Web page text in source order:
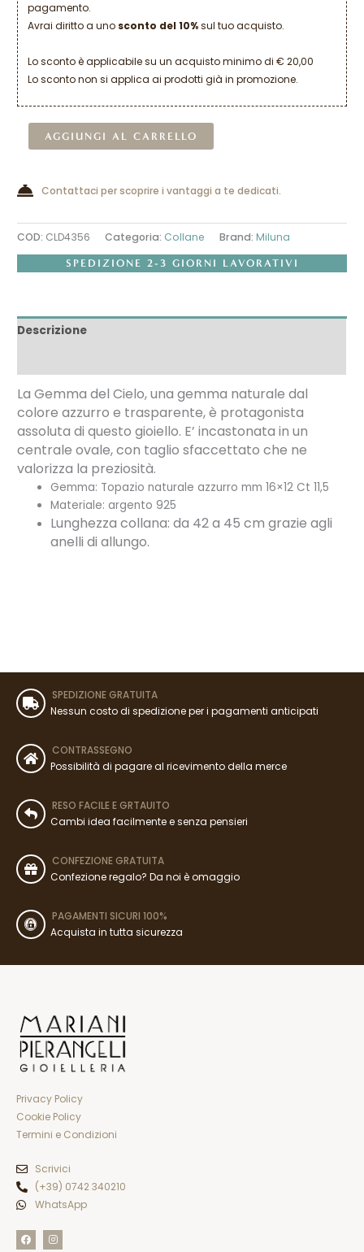
pagamento.
Avrai diritto a uno sconto del 10%sul tuo acquisto.
Lo sconto è applicabile su un acquisto minimo di € 20,00
Lo sconto non si applica ai prodotti già in promozione.
AGGIUNGI AL CARRELLO
Contattaci per scoprire i vantaggi a te dedicati.
COD: CLD4356 Categoria: Collane Brand:Miluna
SPEDIZIONE 2-3 GIORNI LAVORATIVI
Descrizione
La Gemma del Cielo, una gemma naturale dal
colore azzurro e trasparente, è protagonista
assoluta di questo gioiello. E’ incastonata in un
centrale ovale, con taglio sfaccettato che ne
valorizza la preziosità.
Gemma: Topazio naturale azzurro mm 16×12 Ct 11,5
Materiale: argento 925
Lunghezza collana: da 42 a 45 cm grazie agli
anelli di allungo.
SPEDIZIONE GRATUITA
Nessun costo di spedizione per i pagamenti anticipati
CONTRASSEGNO
Possibilità di pagare al ricevimento della merce
RESO FACILE E GRTAUITO
Cambi idea facilmente e senza pensieri
CONFEZIONE GRATUITA
Confezione regalo? Da noi è omaggio
PAGAMENTI SICURI 100%
Acquista in tutta sicurezza
Privacy Policy
Cookie Policy
Termini e Condizioni
Scrivici
(+39) 0742 340210
WhatsApp
F
a
I
n